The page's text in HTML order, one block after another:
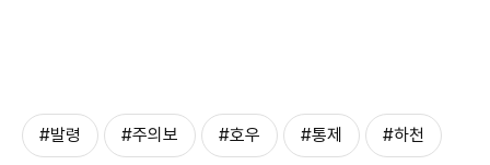
#발령 #주의보 #호우 #통제 #하천